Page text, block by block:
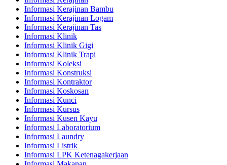
Informasi Kerajinan Bambu
Informasi Kerajinan Logam
Informasi Kerajinan Tas
Informasi Klinik
Informasi Klinik Gigi
Informasi Klinik Trapi
Informasi Koleksi
Informasi Konstruksi
Informasi Kontraktor
Informasi Koskosan
Informasi Kunci
Informasi Kursus
Informasi Kusen Kayu
Informasi Laboratorium
Informasi Laundry
Informasi Listrik
Informasi LPK Ketenagakerjaan